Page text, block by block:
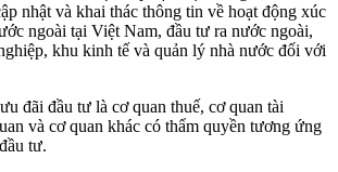
nhật và khai thác thông tin về hoạt động xúc
ngoài tại Việt Nam, đầu tư ra nước ngoài,
khu kinh tế và quản lý nhà nước đối với
đãi đầu tư là cơ quan thuế, cơ quan tài
và cơ quan khác có thẩm quyền tương ứng
tư.